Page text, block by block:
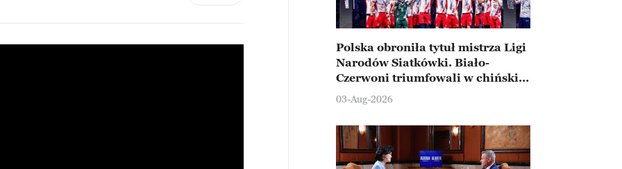
Polska obroniła tytuł mistrza Ligi
Narodów Siatkówki. Biało-
Czerwoni triumfowali w chińskim
Ningbo
03-Aug-2026